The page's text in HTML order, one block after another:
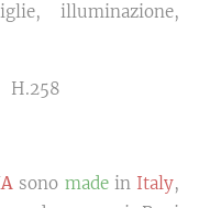
illuminazione,
H.258
A sono madein Italy,